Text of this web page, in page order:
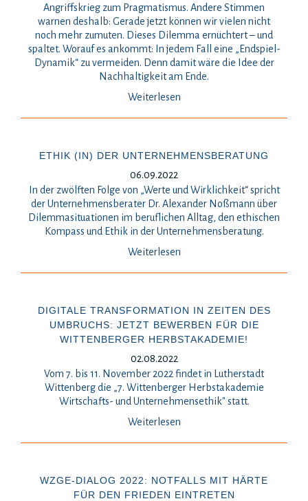
Angriffskrieg zum Pragmatismus. Andere Stimmen
warnen deshalb: Gerade jetzt können wir vielen nicht
noch mehr zumuten. Dieses Dilemma ernüchtert – und
spaltet. Worauf es ankommt: In jedem Fall eine „Endspiel-
Dynamik“ zu vermeiden. Denn damit wäre die Idee der
Nachhaltigkeit am Ende.
Weiterlesen
ETHIK (IN) DER UNTERNEHMENSBERATUNG
06.09.2022
In der zwölften Folge von „Werte und Wirklichkeit“ spricht
der Unternehmensberater Dr. Alexander Noßmann über
Dilemmasituationen im beruflichen Alltag, den ethischen
Kompass und Ethik in der Unternehmensberatung.
Weiterlesen
DIGITALE TRANSFORMATION IN ZEITEN DES
UMBRUCHS: JETZT BEWERBEN FÜR DIE
WITTENBERGER HERBSTAKADEMIE!
02.08.2022
Vom 7. bis 11. November 2022 findet in Lutherstadt
Wittenberg die „7. Wittenberger Herbstakademie
Wirtschafts- und Unternehmensethik" statt.
Weiterlesen
WZGE-DIALOG 2022: NOTFALLS MIT HÄRTE
FÜR DEN FRIEDEN EINTRETEN